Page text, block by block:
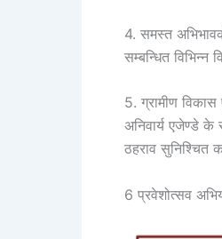
4. समस्त
सम्बन्धित विभिन्न
5. ग्रामीण
अनिवार्य एजेण्डे के
ठहराव सुनिश्चित
6 प्रवेशोत्सव